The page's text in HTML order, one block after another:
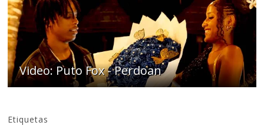
Video: Puto Fox - Perdoan
Etiquetas